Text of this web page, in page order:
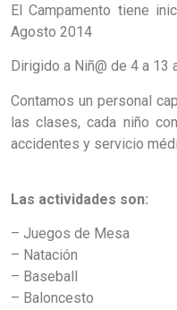
El Campamento tiene
Agosto 2014
Dirigido a Niñ@ de 4 a 13
Contamos un personal
las clases, cada niño
accidentes y servicio
Las actividades son:
– Juegos de Mesa
– Natación
– Baseball
– Baloncesto